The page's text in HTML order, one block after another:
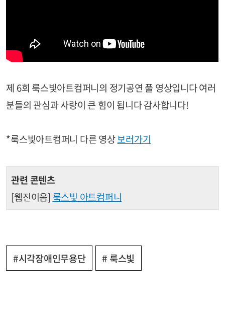
제 6회 룩스빛아트컴퍼니의 정기공연 풀 영상입니다 여러
분들의 관심과 사랑이 큰 힘이 됩니다 감사합니다!
*룩스빛아트컴퍼니 다른 영상보러가기
관련 콘텐츠
[웹진이음] 룩스빛 아트컴퍼니
#시각장애인무용단 # 룩스빛